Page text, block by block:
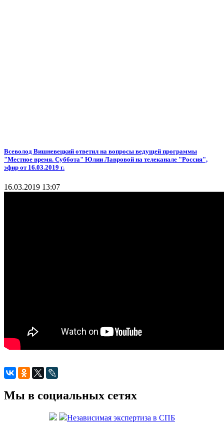
Всеволод Вишневецкий ответил на вопросы ведущей программы
"Местное время. Суббота" Юлии Лавровой на телеканале "Россия",
эфир от 16.03.2019 г.
16.03.2019 13:07
Мы в социальных сетях
Независимая экспертиза в СПБ